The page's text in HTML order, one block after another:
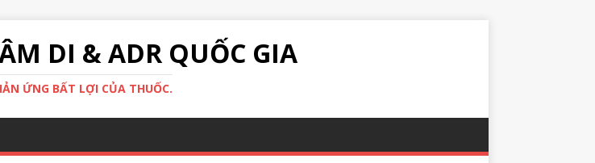
DI & ADR QUỐC GIA
ỨNG BẤT LỢI CỦA THUỐC.